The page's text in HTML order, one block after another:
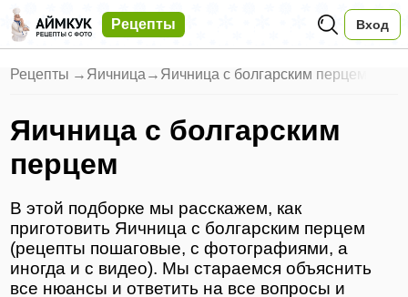
Рецепты Вход
Рецепты → Яичница → Яичница с болгарским перцем
Яичница с болгарским
перцем
В этой подборке мы расскажем, как
приготовить Яичница с болгарским перцем
(рецепты пошаговые, с фотографиями, а
иногда и с видео). Мы стараемся объяснить
все нюансы и ответить на все вопросы и